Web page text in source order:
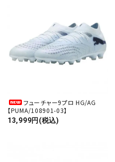
フューチャー9プロ HG/AG
【PUMA/108901-03】
13,999円(税込)